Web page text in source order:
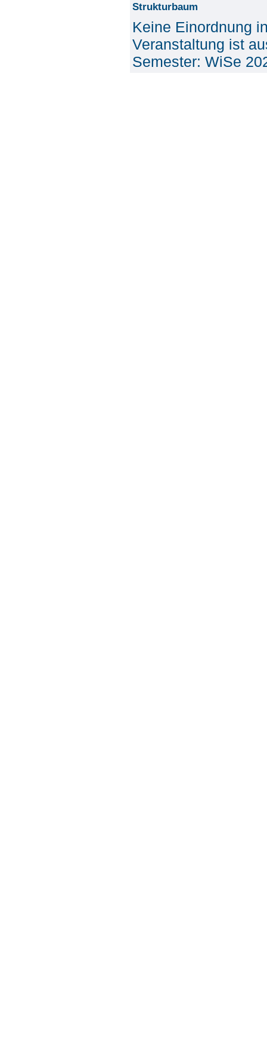
Strukturbaum
Keine Einordnung
Veranstaltung ist
Semester: WiSe